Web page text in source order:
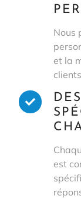
Nous
et la
est